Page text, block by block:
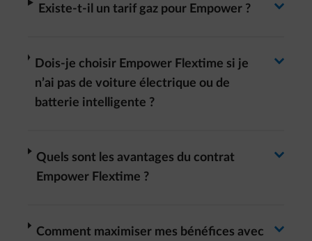
Existe-t-il un tarif gaz pour Empower ? Basculer la réponse
arrow-right
Dois-je choisir Empower Flextime si je
n’ai pas de voiture électrique ou de
batterie intelligente ?
arrow-right
Quels sont les avantages du contrat
Empower Flextime ?
arrow-right
Comment maximiser mes bénéfices avec
arrow-right